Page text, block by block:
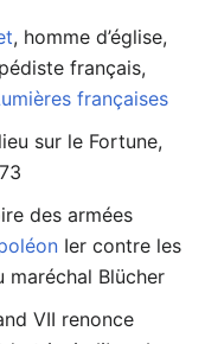
, homme d’église,
français,
françaises
sur le Fortune,
des armées
Ier contre les
maréchal Blücher
VII renonce